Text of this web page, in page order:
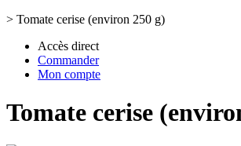
> Tomate cerise (environ 250 g)
Accès direct
Commander
Mon compte
Tomate cerise